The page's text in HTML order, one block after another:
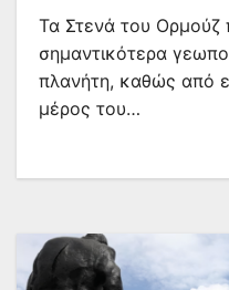
Τα Στενά του
σημαντικότερα
πλανήτη, καθώς από
μέρος του…